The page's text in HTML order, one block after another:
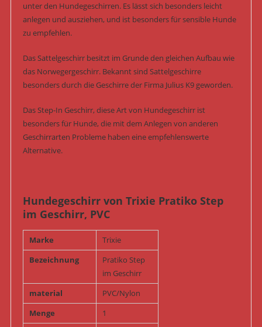
unter den Hundegeschirren. Es lässt sich besonders leicht
anlegen und ausziehen, und ist besonders für sensible Hunde
zu empfehlen.
Das Sattelgeschirr besitzt im Grunde den gleichen Aufbau wie
das Norwegergeschirr. Bekannt sind Sattelgeschirre
besonders durch die Geschirre der Firma Julius K9 geworden.
Das Step-In Geschirr, diese Art von Hundegeschirr ist
besonders für Hunde, die mit dem Anlegen von anderen
Geschirrarten Probleme haben eine empfehlenswerte
Alternative.
Hundegeschirr von Trixie Pratiko Step
im Geschirr, PVC
Marke
Trixie
Bezeichnung
Pratiko Step
im Geschirr
material
PVC/Nylon
Menge
1